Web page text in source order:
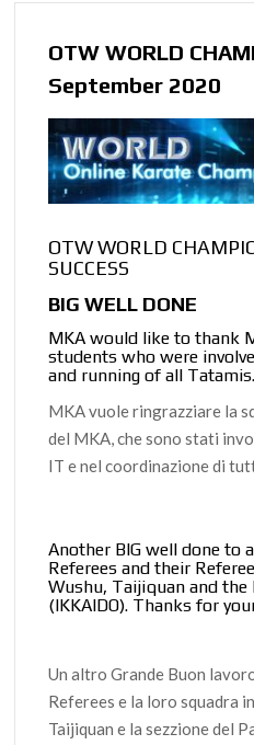
OTW WORLD
September 2020
OTW WORLD
SUCCESS
BIG WELL DONE
MKA would like to thank
students who were
and running of all
MKA vuole ringrazziare la
del MKA, che sono stati
IT e nel coordinazione di
Another BIG well done to
Referees and their
Wushu, Taijiquan and the
(IKKAIDO). Thanks for
Un altro Grande Buon
Referees e la loro squadra
Taijiquan e la sezzione del